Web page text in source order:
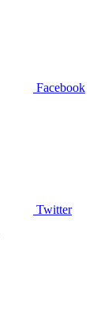
Facebook
Twitter